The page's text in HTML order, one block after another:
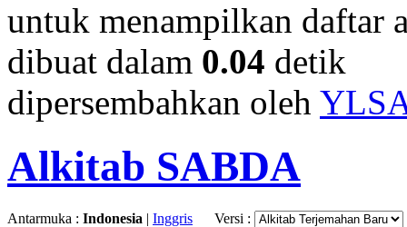
untuk menampilkan daftar
dibuat dalam 0.04 detik
dipersembahkan oleh
Alkitab SABDA
Antarmuka : Indonesia | Inggris Versi :